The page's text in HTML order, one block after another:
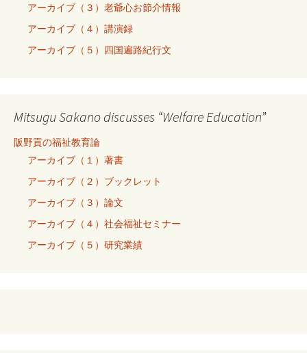
アーカイブ（３）老爺心お節介情報
アーカイブ（４）講演録
アーカイブ（５）四国遍路紀行文
Mitsugu Sakano discusses “Welfare Education”
阪野貢の福祉教育論
アーカイブ（１）著書
アーカイブ（２）ブックレット
アーカイブ（３）論文
アーカイブ（４）社会福祉セミナー
アーカイブ（５）研究業績